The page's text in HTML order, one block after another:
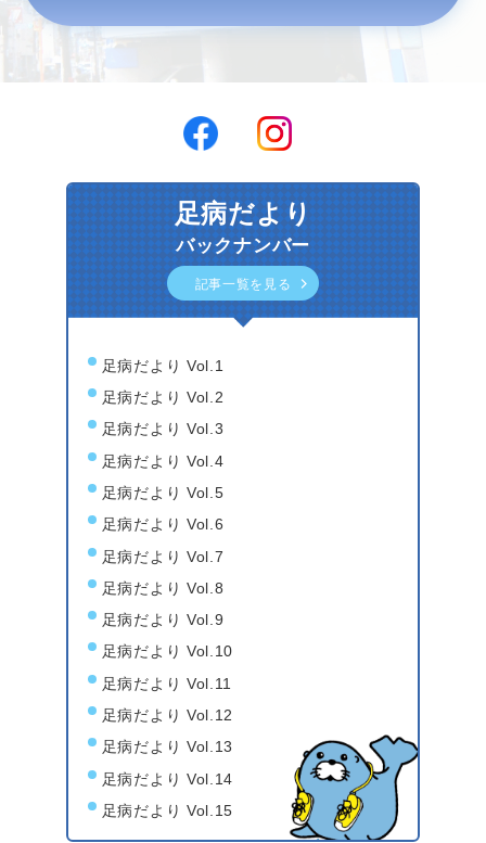
足病だより
バックナンバー
記事一覧を見る
足病だより Vol.1
足病だより Vol.2
足病だより Vol.3
足病だより Vol.4
足病だより Vol.5
足病だより Vol.6
足病だより Vol.7
足病だより Vol.8
足病だより Vol.9
足病だより Vol.10
足病だより Vol.11
足病だより Vol.12
足病だより Vol.13
足病だより Vol.14
足病だより Vol.15